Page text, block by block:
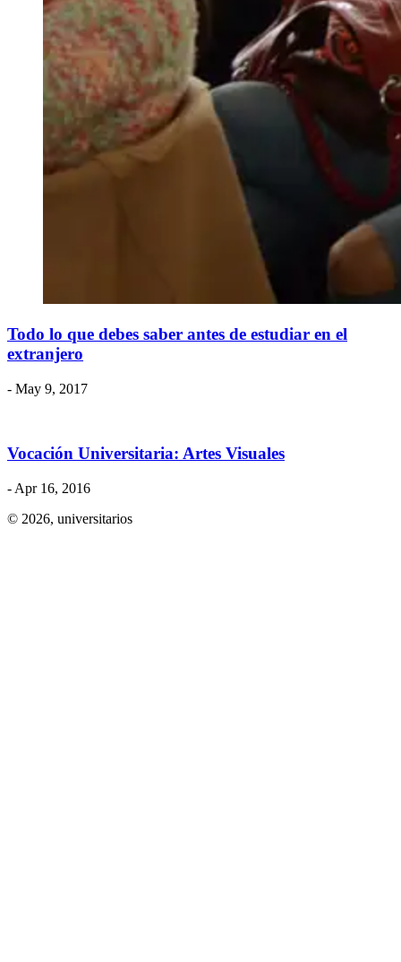
Todo lo que debes saber antes de estudiar en el
extranjero
- May 9, 2017
Vocación Universitaria: Artes Visuales
- Apr 16, 2016
© 2026, universitarios